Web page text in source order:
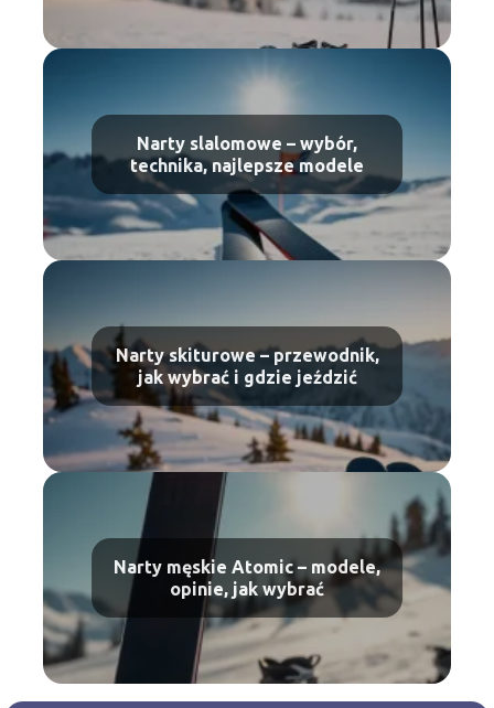
Narty slalomowe – wybór,
technika, najlepsze modele
Narty skiturowe – przewodnik,
jak wybrać i gdzie jeździć
Narty męskie Atomic – modele,
opinie, jak wybrać